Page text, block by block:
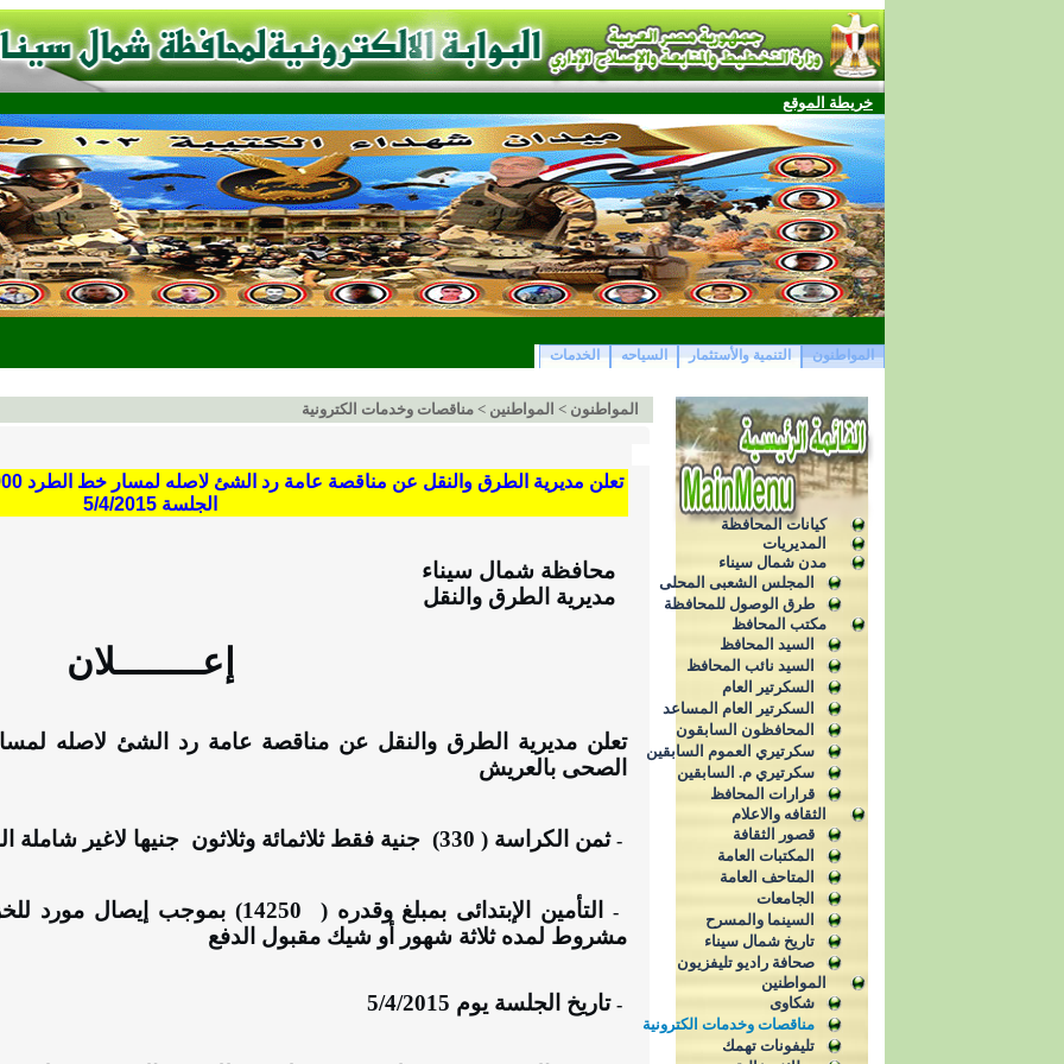
خريطة الموقع
المواطنون التنمية والأستثمار السياحه الخدمات
كيانات المحافظة
المديريات
مدن شمال سيناء
المجلس الشعبى المحلى
طرق الوصول للمحافظة
مكتب المحافظ
السيد المحافظ
السيد نائب المحافظ
السكرتير العام
السكرتير العام المساعد
المحافظون السابقون
سكرتيري العموم السابقين
سكرتيري م. السابقين
قرارات المحافظ
الثقافه والاعلام
قصور الثقافة
المكتبات العامة
المتاحف العامة
الجامعات
السينما والمسرح
تاريخ شمال سيناء
صحافة راديو تليفزيون
المواطنين
شكاوى
مناقصات وخدمات الكترونية
تليفونات تهمك
المواطنون > المواطنين > مناقصات وخدمات الكترونية
الجلسة 5/4/2015
محافظة شمال سيناء
مديرية الطرق والنقل
إعــــــــلان
الصحى بالعريش
- ثمن الكراسة ( 330) جنية فقط ثلاثمائة وثلاثون جنيها لاغير شاملة
-التأمين الإبتدائى بمبلغ وقدره (
14250) بموجب إيصال مورد
مشروط لمده ثلاثة شهور أو شيك مقبول الدفع
- تاريخ الجلسة يوم 5/4/2015